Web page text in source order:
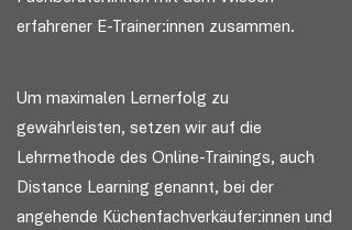
erfahrener E-Trainer:innen zusammen.
Um maximalen Lernerfolg zu
gewährleisten, setzen wir auf die
Lehrmethode des Online-Trainings, auch
Distance Learning genannt, bei der
angehende Küchenfachverkäufer:innen und